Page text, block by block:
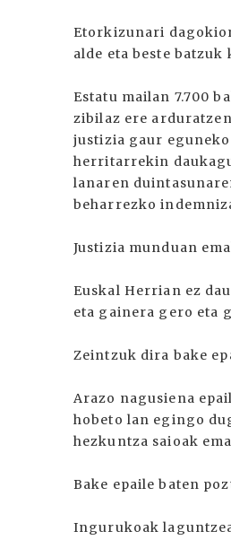
Etorkizunari
alde eta beste
Estatu mailan 7.700
zibilaz ere
justizia gaur
herritarrekin
lanaren
beharrezko
Justizia munduan
Euskal Herrian ez
eta gainera gero eta
Zeintzuk dira bake
Arazo nagusiena
hobeto lan egingo
hezkuntza saioak
Bake epaile baten
Ingurukoak